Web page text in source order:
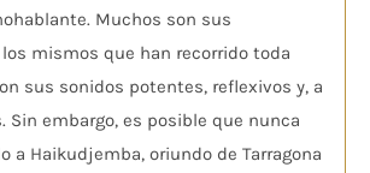
Muchos son sus
mismos que han recorrido toda
sus sonidos potentes, reflexivos y, a
Sin embargo, es posible que nunca
a Haikudjemba, oriundo de Tarragona